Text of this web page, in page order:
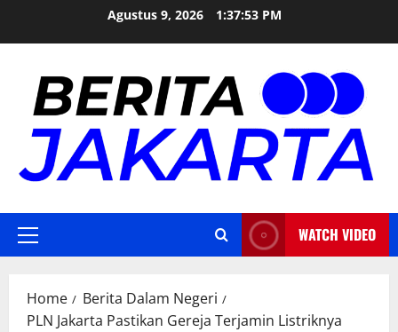
Agustus 9, 2026 1:37:54 PM
Primary
WATCH VIDEO
Home
Berita Dalam Negeri
PLN Jakarta Pastikan Gereja Terjamin Listriknya